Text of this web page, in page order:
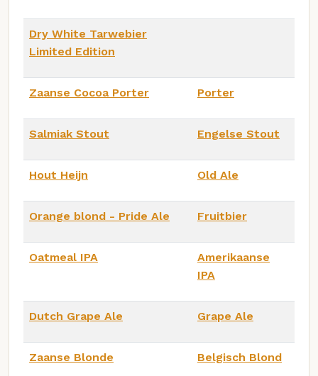
Dry White Tarwebier
Limited Edition
Zaanse Cocoa Porter Porter
Salmiak Stout Engelse Stout
Hout Heijn Old Ale
Orange blond - Pride Ale Fruitbier
Oatmeal IPA
Amerikaanse
IPA
Dutch Grape Ale Grape Ale
Zaanse Blonde Belgisch Blond